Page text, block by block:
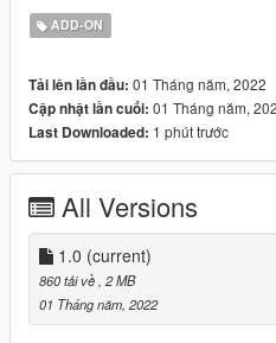
GHOST plate.
. After adding the plates, click on
Enjoy the new plates in your
ADD-ON
Tải lên lần đầu: 01 Tháng năm, 2022
Cập nhật lần cuối: 01 Tháng năm,
Last Downloaded: 1 phút trước
All Versions
1.0 (current)
860 tải về , 2 MB
01 Tháng năm, 2022